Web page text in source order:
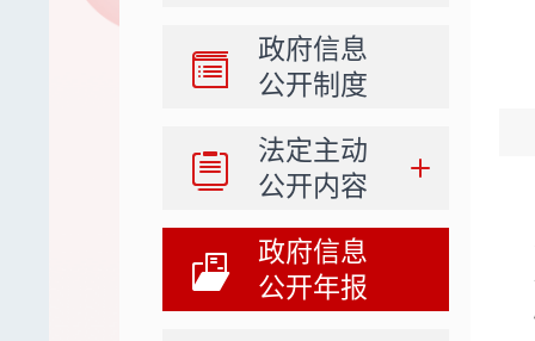
政府信息
公开制度
法定主动
公开内容
政府信息
公开年报